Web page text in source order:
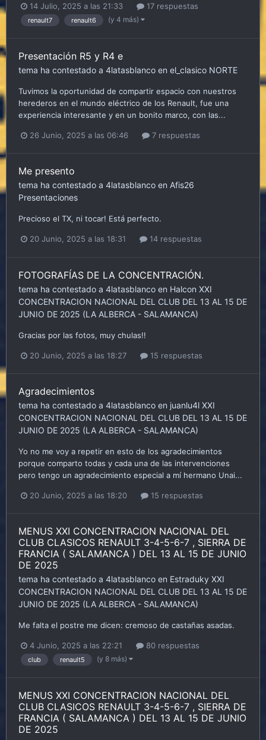
14 Julio, 2025 a las 21:33 17 respuestas
renault7 renault6 (y 4 más)
Presentación R5 y R4 e
tema ha contestado a 4latasblanco en el_clasico NORTE
Tuvimos la oportunidad de compartir espacio con nuestros
herederos en el mundo eléctrico de los Renault, fue una
experiencia interesante y en un bonito marco, con las...
26 Junio, 2025 a las 06:46 7 respuestas
Me presento
tema ha contestado a 4latasblanco en Afis26
Presentaciones
Precioso el TX, ni tocar! Está perfecto.
20 Junio, 2025 a las 18:31 14 respuestas
FOTOGRAFÍAS DE LA CONCENTRACIÓN.
tema ha contestado a 4latasblanco en Halcon XXI
CONCENTRACION NACIONAL DEL CLUB DEL 13 AL 15 DE
JUNIO DE 2025 (LA ALBERCA - SALAMANCA)
Gracias por las fotos, muy chulas!!
20 Junio, 2025 a las 18:27 15 respuestas
Agradecimientos
tema ha contestado a 4latasblanco en juanlu4l XXI
CONCENTRACION NACIONAL DEL CLUB DEL 13 AL 15 DE
JUNIO DE 2025 (LA ALBERCA - SALAMANCA)
Yo no me voy a repetir en esto de los agradecimientos
porque comparto todas y cada una de las intervenciones
pero tengo un agradecimiento especial a mí hermano Unai...
20 Junio, 2025 a las 18:20 15 respuestas
MENUS XXI CONCENTRACION NACIONAL DEL
CLUB CLASICOS RENAULT 3-4-5-6-7 , SIERRA DE
FRANCIA ( SALAMANCA ) DEL 13 AL 15 DE JUNIO
DE 2025
tema ha contestado a 4latasblanco en Estraduky XXI
CONCENTRACION NACIONAL DEL CLUB DEL 13 AL 15 DE
JUNIO DE 2025 (LA ALBERCA - SALAMANCA)
Me falta el postre me dicen: cremoso de castañas asadas.
4 Junio, 2025 a las 22:21 80 respuestas
club renault5 (y 8 más)
MENUS XXI CONCENTRACION NACIONAL DEL
CLUB CLASICOS RENAULT 3-4-5-6-7 , SIERRA DE
FRANCIA ( SALAMANCA ) DEL 13 AL 15 DE JUNIO
DE 2025